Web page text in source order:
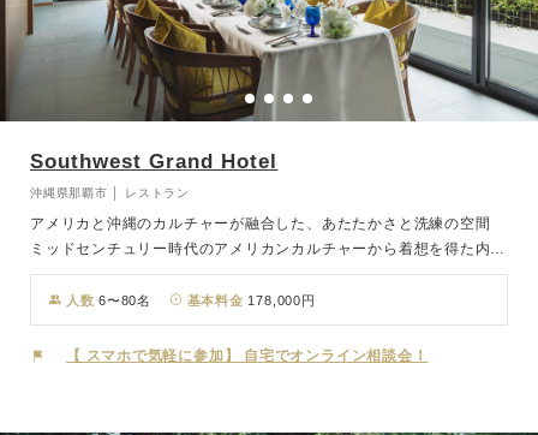
Southwest Grand Hotel
沖縄県那覇市 │ レストラン
アメリカと沖縄のカルチャーが融合した、あたたかさと洗練の空間
ミッドセンチュリー時代のアメリカンカルチャーから着想を得た内装
デザインとインテリア。 大きな窓の外には那覇市街地のパノラマが
広がり、開放感あふれる特別な空間を演出します。 「琉米文化」が
融合した空間は、木のぬくもりを感じる落ち着いた雰囲気と洗練され
たデザインが調和するバンケット。 最大80名様まで対応可能で、大
人数 6〜80名 基本料金 178,000円
【 スマホで気軽に参加】 自宅でオンライン相談会！